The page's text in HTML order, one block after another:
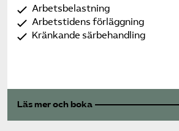
Arbetsbelastning
Arbetstidens förläggning
Kränkande särbehandling
Läs mer och boka